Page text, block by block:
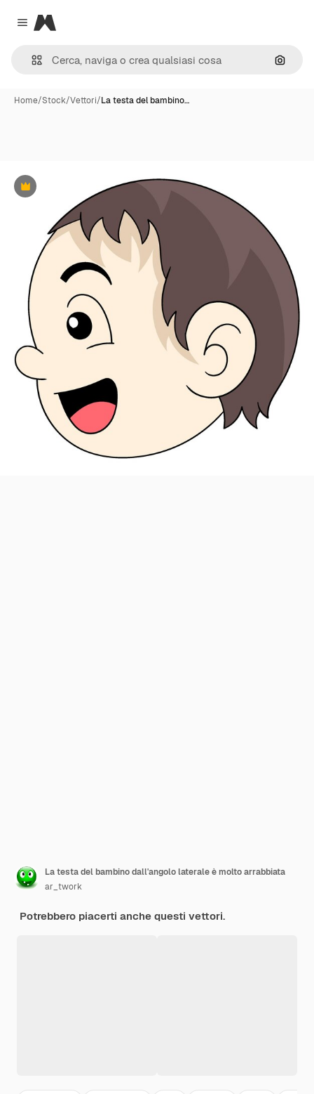
Close menu
Magnific
Cerca
Home/Stock/Vettori/La testa del bambino…
Premium
La testa del bambino dall'angolo laterale è molto arrabbiata
ar_twork
Potrebbero piacerti anche questi vettori.